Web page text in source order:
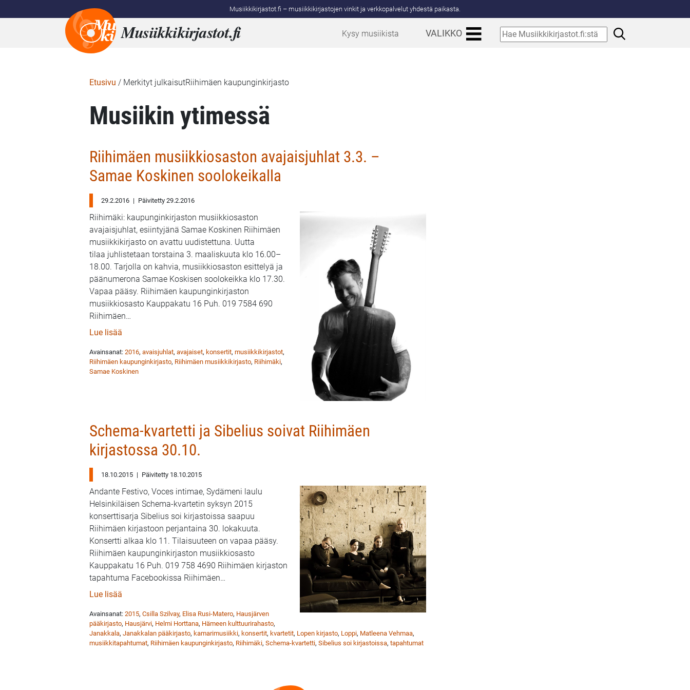
Musiikkikirjastot.fi – musiikkikirjastojen vinkit ja verkkopalvelut yhdestä paikasta.
Musiikkikirjastot.fi Kysy musiikista VALIKKO Hae
Etusivu / Merkityt julkaisutRiihimäen kaupunginkirjasto
Musiikin ytimessä
Riihimäen musiikkiosaston avajaisjuhlat 3.3. –
Samae Koskinen soolokeikalla
29.2.2016 | Päivitetty 29.2.2016
Riihimäki: kaupunginkirjaston musiikkiosaston
avajaisjuhlat, esiintyjänä Samae Koskinen Riihimäen
musiikkikirjasto on avattu uudistettuna. Uutta
tilaa juhlistetaan torstaina 3. maaliskuuta klo 16.00–
18.00. Tarjolla on kahvia, musiikkiosaston esittelyä ja
päänumerona Samae Koskisen soolokeikka klo 17.30.
Vapaa pääsy. Riihimäen kaupunginkirjaston
musiikkiosasto Kauppakatu 16 Puh. 019 7584 690
Riihimäen…
Lue lisää : Riihimäen musiikkiosaston avajaisjuhlat 3.3. – Samae Koskinen soolokeikalla
Avainsanat: 2016, avaisjuhlat, avajaiset, konsertit, musiikkikirjastot,
Riihimäen kaupunginkirjasto, Riihimäen musiikkikirjasto, Riihimäki,
Samae Koskinen
Schema-kvartetti ja Sibelius soivat Riihimäen
kirjastossa 30.10.
18.10.2015 | Päivitetty 18.10.2015
Andante Festivo, Voces intimae, Sydämeni laulu
Helsinkiläisen Schema-kvartetin syksyn 2015
konserttisarja Sibelius soi kirjastoissa saapuu
Riihimäen kirjastoon perjantaina 30. lokakuuta.
Konsertti alkaa klo 11. Tilaisuuteen on vapaa pääsy.
Riihimäen kaupunginkirjaston musiikkiosasto
Kauppakatu 16 Puh. 019 758 4690 Riihimäen kirjaston
tapahtuma Facebookissa Riihimäen…
Lue lisää : Schema-kvartetti ja Sibelius soivat Riihimäen kirjastossa 30.10.
Avainsanat: 2015, Csilla Szilvay, Elisa Rusi-Matero, Hausjärven
pääkirjasto, Hausjärvi, Helmi Horttana, Hämeen kulttuurirahasto,
Janakkala, Janakkalan pääkirjasto, kamarimusiikki, konsertit, kvartetit, Lopen kirjasto, Loppi, Matleena Vehmaa,
musiikkitapahtumat, Riihimäen kaupunginkirjasto, Riihimäki, Schema-kvartetti, Sibelius soi kirjastoissa, tapahtumat